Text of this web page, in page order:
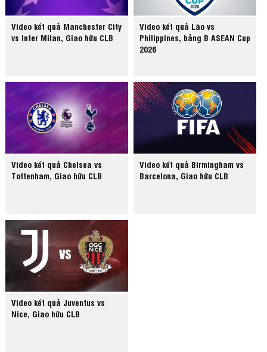
Video kết quả Manchester City
vs Inter Milan, Giao hữu CLB
Video kết quả Lào vs
Philippines, bảng B ASEAN Cup
2026
Video kết quả Chelsea vs
Tottenham, Giao hữu CLB
Video kết quả Birmingham vs
Barcelona, Giao hữu CLB
Video kết quả Juventus vs
Nice, Giao hữu CLB